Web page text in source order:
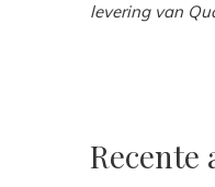
levering van
Recente